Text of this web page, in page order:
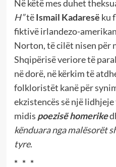
Në këtë mes duhet
H”të Ismail Kadaresë ku
fiktivë irlandezo-
Norton, të cilët nisen për
Shqipërisë veriore të
në dorë, në kërkim të
folkloristët kanë për
ekzistencës së një
midis poezisë homerike
kënduara nga malësorët
tyre.
* * *